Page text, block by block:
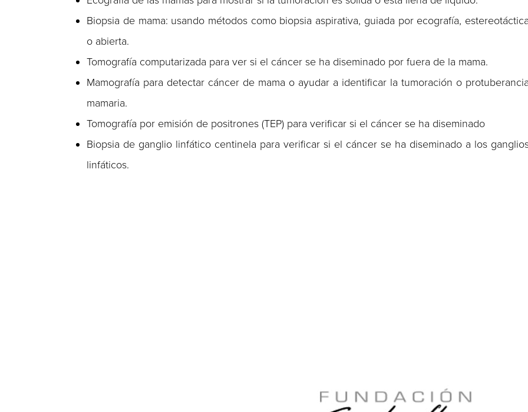
Biopsia de mama: usando métodos como biopsia aspirativa, guiada por ecografía,
o abierta.
Tomografía computarizada para ver si el cáncer se ha diseminado por fuera de la mama.
Mamografía para detectar cáncer de mama o ayudar a identificar la tumoración o
mamaria.
Tomografía por emisión de positrones (TEP) para verificar si el cáncer se ha diseminado
Biopsia de ganglio linfático centinela para verificar si el cáncer se ha diseminado a los
linfáticos.